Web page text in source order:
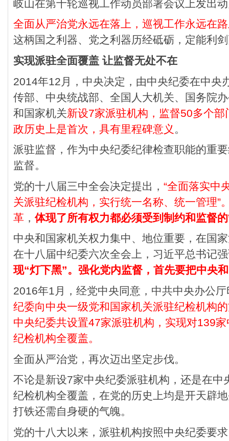
岐山在第十轮巡视工作动员部署会议上发出
全面从严治党永远在落上，巡视工作永远在
这柄国之利器、党之利器历经砥砺，定能利
实现派驻全面覆盖 让监督无处不在
2014年12月，中央决定，由中央纪委在中央
传部、中央统战部、全国人大机关、国务院
和国家机关新设7家派驻机构，监督50多个
政历史上是首次，具有里程碑意义 。
派驻监督，作为中央纪委纪律检查职能的重
监督。
党的十八届三中全会决定提出， “全面落实中
关派驻纪检机构，实行统一名称、统一管理”
革 ，体现了所有权力都必须受到制约和监督
中央和国家机关权力集中、地位重要，在国
在十八届中纪委六次全会上，习近平总书记
现“灯下黑”。强化党内监督，首先要把中央
2016年1月，经党中央同意，中共中央办公
纪委向中央一级党和国家机关派驻纪检机构
中央纪委共设置47家派驻机构，实现对139
纪检机构全覆盖。
全面从严治党，再次迈出坚定步伐。
不论是新设7家中央纪委派驻机构，还是在中
纪检机构全覆盖，在党的历史上均是开天辟
打铁还需自身硬的气魄。
党的十八大以来，派驻机构按照中央纪委要